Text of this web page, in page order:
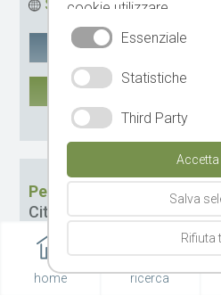
Sito web
Google Maps
Pension zum Burggräfler
Città:
Via:
St. Georgenstrasse 32
Gestione:
Tel.+39 0473 945704-
home ricerca
cookie utilizzare.
Cliccando su "Accetta
o "Rifiuta selezione",
Il tuo consenso Puoi
Essenziale
Statistiche
Third Party
Salva
Rifiuta